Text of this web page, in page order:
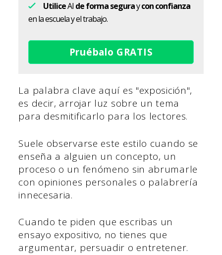
UtiliceAI de forma seguraycon confianza
en la escuela y el trabajo.
Pruébalo GRATIS
La palabra clave aquí es "exposición",
es decir, arrojar luz sobre un tema
para desmitificarlo para los lectores.
Suele observarse este estilo cuando se
enseña a alguien un concepto, un
proceso o un fenómeno sin abrumarle
con opiniones personales o palabrería
innecesaria.
Cuando te piden que escribas un
ensayo expositivo, no tienes que
argumentar, persuadir o entretener.